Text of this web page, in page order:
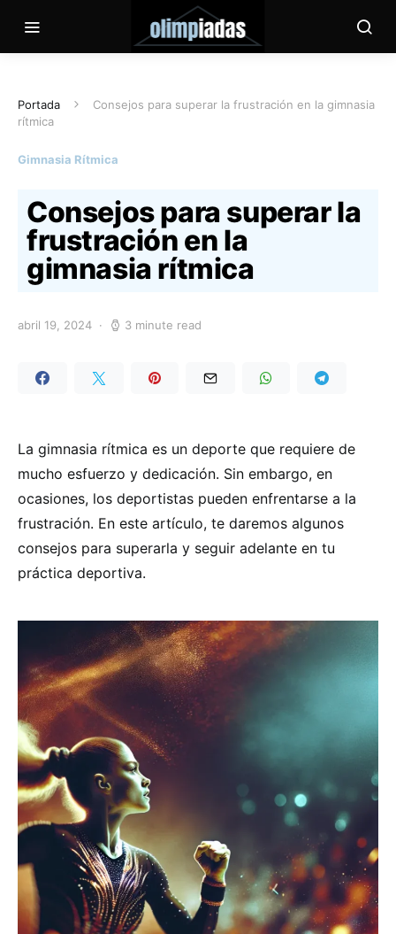
Portada
Consejos para superar la frustración en la gimnasia
rítmica
Gimnasia Rítmica
Consejos para superar la
frustración en la
gimnasia rítmica
abril 19, 2024 3 minute read
La gimnasia rítmica es un deporte que requiere de
mucho esfuerzo y dedicación. Sin embargo, en
ocasiones, los deportistas pueden enfrentarse a la
frustración. En este artículo, te daremos algunos
consejos para superarla y seguir adelante en tu
práctica deportiva.